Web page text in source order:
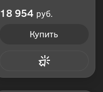
18 954 руб.
Купить